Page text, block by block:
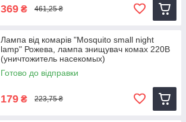
369 ₴ 461,25 ₴
Лампа від комарів "Mosquito small night
lamp" Рожева, лампа знищувач комах 220В
(уничтожитель насекомых)
Готово до відправки
179 ₴ 223,75 ₴